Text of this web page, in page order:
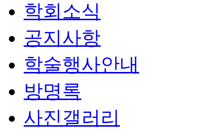
학회소식
공지사항
학술행사안내
방명록
사진갤러리